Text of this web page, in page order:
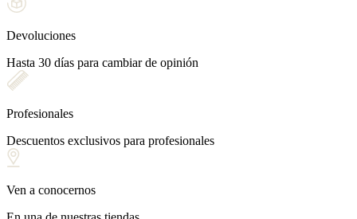
Devoluciones
Hasta 30 días para cambiar de opinión
Profesionales
Descuentos exclusivos para profesionales
Ven a conocernos